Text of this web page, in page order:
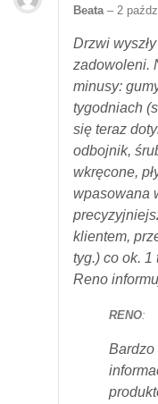
Beata – 2
Drzwi
zadowoleni.
minusy:
tygodniach
się teraz
odbojnik,
wkręcone,
wpasowana
klientem,
tyg.) co ok. 1
Reno
RENO:
Bardzo